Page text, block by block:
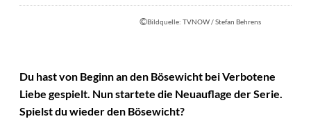
©Bildquelle: TVNOW / Stefan Behrens
Du hast von Beginn an den Bösewicht bei Verbotene
Liebe gespielt. Nun startete die Neuauflage der Serie.
Spielst du wieder den Bösewicht?